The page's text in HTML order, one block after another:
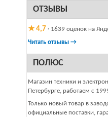
ОТЗЫВЫ
★ 4,7 · 1639 оценок на
Читать отзывы →
ПОЛЮС
Магазин техники и
Петербурге, работаем с
Только новый товар в
официальные поставки,